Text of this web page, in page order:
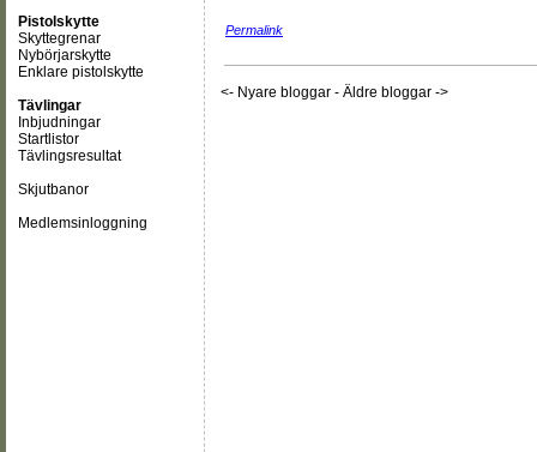
Pistolskytte
Skyttegrenar
Nybörjarskytte
Enklare pistolskytte
Tävlingar
Inbjudningar
Startlistor
Tävlingsresultat
Skjutbanor
Medlemsinloggning
Permalink
<- Nyare bloggar - Äldre bloggar ->